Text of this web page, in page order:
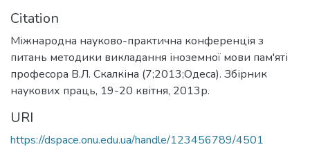
Citation
Міжнародна науково-практична конференція з
питань методики викладання іноземної мови пам'яті
професора В.Л. Скалкіна (7;2013;Одеса). Збірник
наукових праць, 19-20 квітня, 2013р.
URI
https://dspace.onu.edu.ua/handle/123456789/4501